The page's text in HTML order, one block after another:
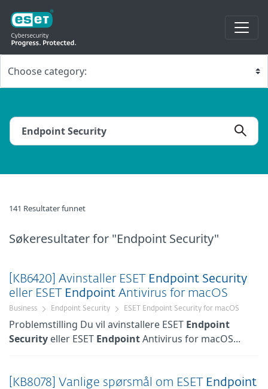
141 Resultater funnet
Søkeresultaterfor "Endpoint Security"
[KB6420] Avinstaller ESET Endpoint Security
eller ESET
Endpoint Antivirus for macOS
Business Endpoint Security ESET Endpoint Security for macOS
Problemstilling Du vil avinstallere ESET Endpoint
Security eller ESET EndpointAntivirus for macOS...
[KB8078] Vanlige spørsmål om ESET
Endpoint